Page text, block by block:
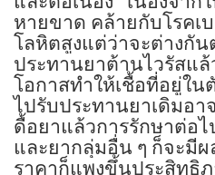
หายขาด คล้ายกับโรคเ
โลหิตสูงแต่ว่าจะต่างกัน
ประทานยาต้านไวรัสแล้
โอกาสทำให้เชื้อที่อยู่ใน
ไปรับประทานยาเดิมอา
ดื้อยาแล้วการรักษาต่อ
และยากลุ่มอื่น ๆ ก็จะมี
ราคาก็แพงขึ้นประสิทธิ